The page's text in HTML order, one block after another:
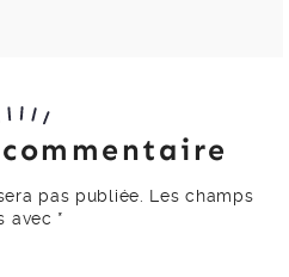
pas publiée.
Les champs
avec *